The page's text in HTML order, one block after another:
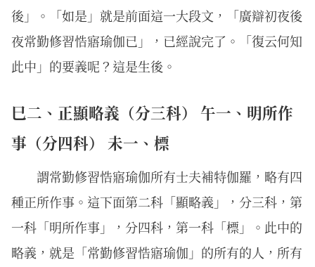
後」。「如是」就是前面這一大段文，「廣辯初夜後
夜常勤修習悎寤瑜伽已」，已經說完了。「復云何知
此中」的要義呢？這是生後。
巳二、正顯略義（分三科） 午一、明所作
事（分四科） 未一、標
謂常勤修習悎寤瑜伽所有士夫補特伽羅，略有四
種正所作事。這下面第二科「顯略義」，分三科，第
一科「明所作事」，分四科，第一科「標」。此中的
略義，就是「常勤修習悎寤瑜伽」的所有的人，所有